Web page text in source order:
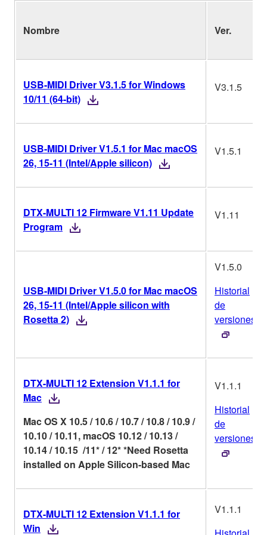
Nombre Ver.
USB-MIDI Driver V3.1.5 for Windows
10/11 (64-bit)
V3.1.5
USB-MIDI Driver V1.5.1 for Mac macOS
26, 15-11 (Intel/Apple silicon)
V1.5.1
DTX-MULTI 12 Firmware V1.11 Update
Program
V1.11
USB-MIDI Driver V1.5.0 for Mac macOS
26, 15-11 (Intel/Apple silicon with
Rosetta 2)
V1.5.0
Historial
de
versiones
DTX-MULTI 12 Extension V1.1.1 for
Mac
Mac OS X 10.5 / 10.6 / 10.7 / 10.8 / 10.9 /
10.10 / 10.11, macOS 10.12 / 10.13 /
10.14 / 10.15 /11* / 12* *Need Rosetta
installed on Apple Silicon-based Mac
V1.1.1
Historial
de
versiones
DTX-MULTI 12 Extension V1.1.1 for
Win
V1.1.1